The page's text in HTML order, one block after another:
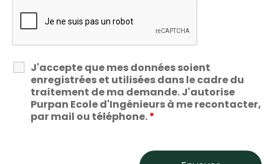
J'accepte que mes données soient
enregistrées et utilisées dans le cadre du
traitement de ma demande. J'autorise
Purpan Ecole d'Ingénieurs à me recontacter,
par mail ou téléphone.*